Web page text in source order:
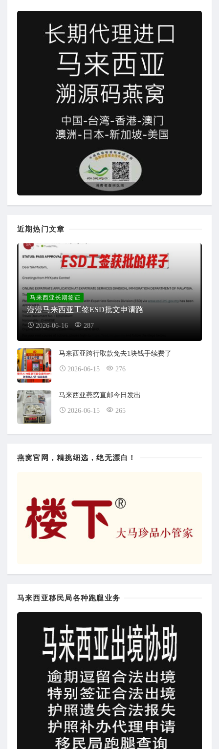
近期热门文章
马来西亚长期签证
漫漫马来西亚工签ESD批文申请路
2026-06-16 287
马来西亚跨行取款免去1块钱手续费了
2026-06-15 276
马来西亚燕窝直邮今日发出
2026-06-15 265
燕窝官网，精挑细选，绝无漂白！
马来西亚移民局各种跑腿业务